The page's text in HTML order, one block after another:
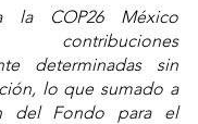
la COP26 México
contribuciones
determinadas sin
lo que sumado a
del Fondo para el